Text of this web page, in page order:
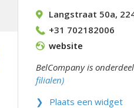
Langstraat 50a,
+31 702182006
website
BelCompany is
filialen)
Plaats een widget